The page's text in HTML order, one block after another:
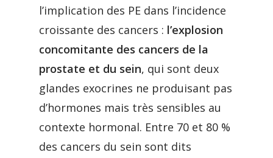
l’implication des PE dans l’incidence
croissante des cancers : l’explosion
concomitante des cancers de la
prostate et du sein, qui sont deux
glandes exocrines ne produisant pas
d’hormones mais très sensibles au
contexte hormonal. Entre 70 et 80 %
des cancers du sein sont dits